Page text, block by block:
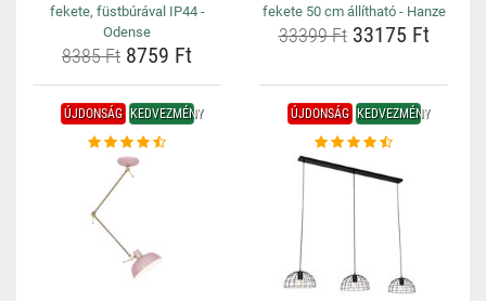
fekete, füstbúrával IP44 -
Odense
8385 Ft 8759 Ft
fekete 50 cm állítható - Hanze
33399 Ft33175 Ft
ÚJDONSÁG KEDVEZMÉNY ÚJDONSÁG KEDVEZMÉNY